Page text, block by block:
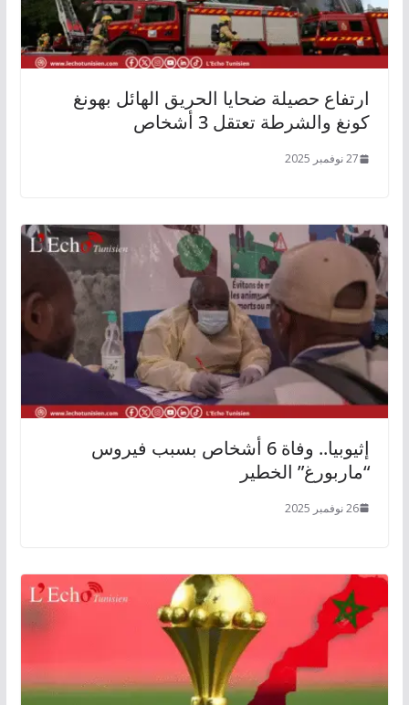
ارتفاع حصيلة ضحايا الحريق الهائل بهونغ
كونغ والشرطة تعتقل 3 أشخاص
27 نوفمبر 2025
إثيوبيا.. وفاة 6 أشخاص بسبب فيروس
“ماربورغ” الخطير
26 نوفمبر 2025